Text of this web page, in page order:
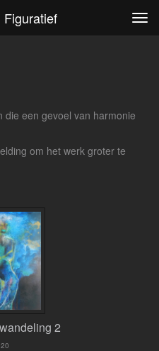
Figuratief
die een gevoel van harmonie
om het werk groter te
2